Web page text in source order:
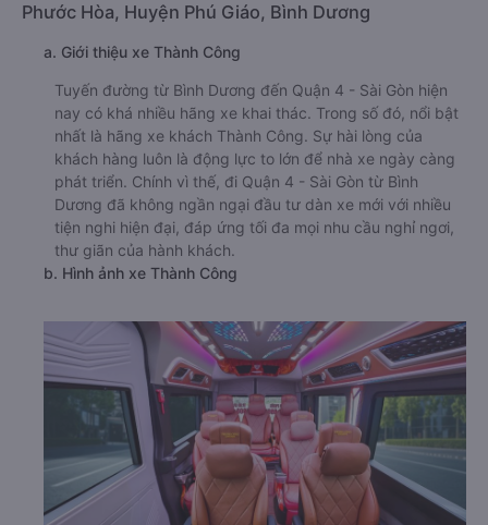
Phước Hòa, Huyện Phú Giáo, Bình Dương
a. Giới thiệu xe Thành Công
Tuyến đường từ Bình Dương đến Quận 4 - Sài Gòn hiện
nay có khá nhiều hãng xe khai thác. Trong số đó, nổi bật
nhất là hãng xe khách Thành Công. Sự hài lòng của
khách hàng luôn là động lực to lớn để nhà xe ngày càng
phát triển. Chính vì thế, đi Quận 4 - Sài Gòn từ Bình
Dương đã không ngần ngại đầu tư dàn xe mới với nhiều
tiện nghi hiện đại, đáp ứng tối đa mọi nhu cầu nghỉ ngơi,
thư giãn của hành khách.
b. Hình ảnh xe Thành Công